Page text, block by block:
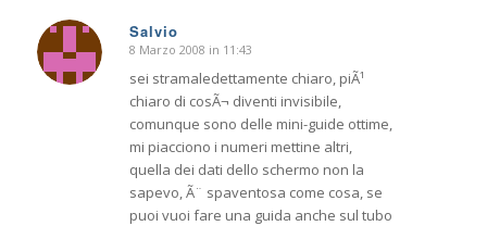
Salvio
dice:
8 Marzo 2008 in 11:43
sei stramaledettamente chiaro, piÃ¹
chiaro di cosÃ¬ diventi invisibile,
comunque sono delle mini-guide ottime,
mi piacciono i numeri mettine altri,
quella dei dati dello schermo non la
sapevo, Ã¨ spaventosa come cosa, se
puoi vuoi fare una guida anche sul tubo